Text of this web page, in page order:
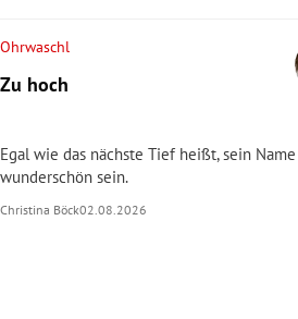
Ohrwaschl
Zu hoch
Egal wie das nächste Tief heißt, sein
wunderschön sein.
Christina Böck02.08.2026